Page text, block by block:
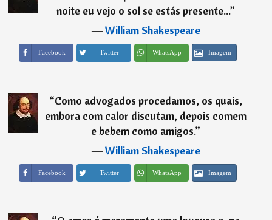
noite eu vejo o sol se estás presente...”
―William Shakespeare
Facebook Twitter WhatsApp Imagem
“Como advogados procedamos, os quais,
embora com calor discutam, depois comem
e bebem como amigos.”
―William Shakespeare
Facebook Twitter WhatsApp Imagem